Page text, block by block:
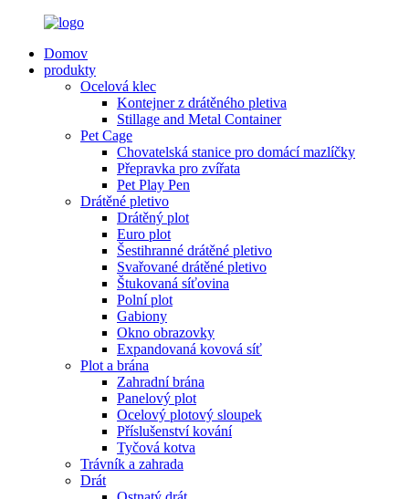
Domov
produkty
Ocelová klec
Kontejner z drátěného pletiva
Stillage and Metal Container
Pet Cage
Chovatelská stanice pro domácí mazlíčky
Přepravka pro zvířata
Pet Play Pen
Drátěné pletivo
Drátěný plot
Euro plot
Šestihranné drátěné pletivo
Svařované drátěné pletivo
Štukovaná síťovina
Polní plot
Gabiony
Okno obrazovky
Expandovaná kovová síť
Plot a brána
Zahradní brána
Panelový plot
Ocelový plotový sloupek
Příslušenství kování
Tyčová kotva
Trávník a zahrada
Drát